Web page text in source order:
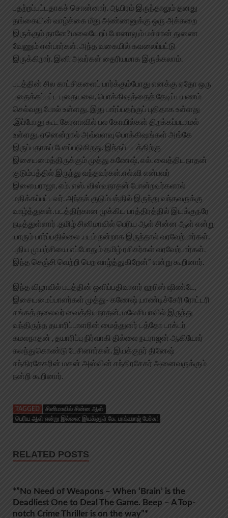
பதற்றப்பட்டதாகச் சொன்னார். ஆயிரம் இருந்தாலும் தனது
தங்கையின் வாழ்க்கை மீது அண்ணனுக்கு ஒரு அக்கறை
இருக்கும் தானே? மலையேறப் போனாலும் மச்சான் துணை
வேணும் என்பார்கள். அந்த வகையில் கவலைப்பட்டு
இருக்கிறார். இனி அவர்கள் தைரியமாக இருக்கலாம்.
படத்தின் சில காட்சிகளைப் பார்க்கும்போது எனக்கு ஏதோ ஒரு
புதைக்கப்பட்ட புதையலை, பொக்கிஷத்தைத் தேடிப் பயணம்
செல்வது போல் உள்ளது. இது பார்ப்பதற்குப் புதிதாக உள்ளது
.இப்போது கூட கேரளாவில் பல கோயில்கள் திறக்கப்படாமல்
உள்ளது. ஏனென்றால் அவ்வளவு பொக்கிஷங்கள் அங்கே
இருப்பதாகப் பேசப்படுகிறது. இந்தப் படத்திற்கு
இசையமைத்திருக்கும் முத்து கணேஷ், எல். வைத்தியநாதன்
குடும்பத்தில் இருந்து வந்தவர்கள்.எல்.வி என்பவர்
இளையராஜா, எம். எஸ். விஸ்வநாதன் போன்றவர்களால்
மதிக்கப்பட்டவர். அந்தக் குடும்பத்தில் இருந்து வந்தவருக்கு
வாழ்த்துகள். படத்திற்கான முக்கிய பாத்திரத்தில் இயக்குநரே
நடித்துள்ளார் .தமிழ் சினிமாவில் பெரிய ஆள் சின்ன ஆள் என்று
யாரும் பார்ப்பதில்லை .படம் நன்றாக இருந்தால் வரவேற்பார்கள்.
புதிய முயற்சியை எப்போதும் தமிழ் ரசிகர்கள் வரவேற்பார்கள்.
இந்த செஞ்சி வெற்றி பெற வாழ்த்துகிறேன்” என்று கூறினார்.
இந்த விழாவில் படத்தின் ஒளிப்பதிவாளர் ஹரிஸ் ஷிண்டே,
இசையமைப்பாளர்கள் முத்து- கணேஷ் ,பாண்டிச்சேரி ரோட்டரி
சங்கத் தலைவர் வைத்தியநாதன், மலேசியாவில் இருந்து
வந்திருந்த தயாரிப்பாளரின் மைத்துனர் டத்தோ டாக்டர்
கமலநாதன் , தயாரிப்பு நிர்வாகி தில்லை நடராஜன் ஆகியோர்
கலந்துகொண்டு பேசினார்கள். இயக்குநர் தினேஷ்
சந்திரசேகரின் மகன் அஸ்வின் சந்திரசேகர் அனைவருக்கும்
நன்றி கூறினார்.
TAGGED
சினிமாவில் சின்ன ஆள்
பெரிய ஆள் என்று இல்லை: இயக்குநர் கே. பாக்யராஜ் பேச்சு!
RELATED POSTS
*”No Need of Weapons – When ‘Brain’ is the
Deadliest One to Deal The Game. Beep – A Top-
notch Crime Thriller is on the way”*